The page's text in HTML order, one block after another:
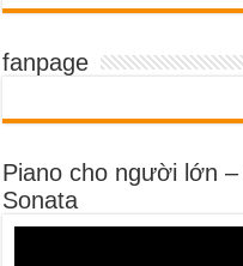
fanpage
Piano cho người lớn
Sonata